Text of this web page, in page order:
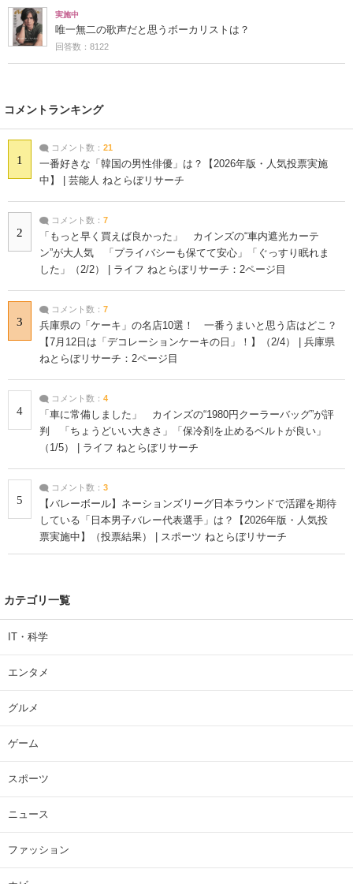
実施中
唯一無二の歌声だと思うボーカリストは？
回答数：8122
コメントランキング
1
コメント数： 21
一番好きな「韓国の男性俳優」は？【2026年版・人気投票実施
中】 | 芸能人 ねとらぼリサーチ
2
コメント数： 7
「もっと早く買えば良かった」 カインズの“車内遮光カーテ
ン”が大人気 「プライバシーも保てて安心」「ぐっすり眠れま
した」（2/2） | ライフ ねとらぼリサーチ：2ページ目
3
コメント数： 7
兵庫県の「ケーキ」の名店10選！ 一番うまいと思う店はどこ？
【7月12日は「デコレーションケーキの日」！】（2/4） | 兵庫県
ねとらぼリサーチ：2ページ目
4
コメント数： 4
「車に常備しました」 カインズの“1980円クーラーバッグ”が評
判 「ちょうどいい大きさ」「保冷剤を止めるベルトが良い」
（1/5） | ライフ ねとらぼリサーチ
5
コメント数： 3
【バレーボール】ネーションズリーグ日本ラウンドで活躍を期待
している「日本男子バレー代表選手」は？【2026年版・人気投
票実施中】（投票結果） | スポーツ ねとらぼリサーチ
カテゴリ一覧
IT・科学
エンタメ
グルメ
ゲーム
スポーツ
ニュース
ファッション